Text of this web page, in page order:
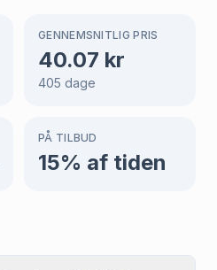
GENNEMSNITLIG PRIS
40.07 kr
405 dage
PÅ TILBUD
15% af tiden